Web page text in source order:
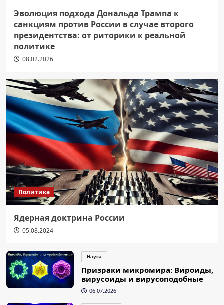
Эволюция подхода Дональда Трампа к
санкциям против России в случае второго
президентства: от риторики к реальной
политике
08.02.2026
Политика
Ядерная доктрина России
05.08.2024
Наука
Призраки микромира: Вироиды,
вирусоиды и вирусоподобные
06.07.2026